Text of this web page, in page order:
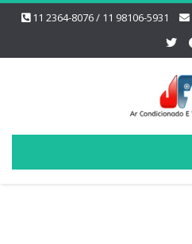
11 2364-8076 / 11 98106-5931